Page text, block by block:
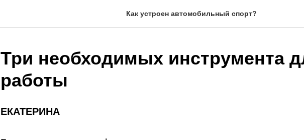
Как устроен автомобильный спорт?
Три необходимых инструмента
работы
ЕКАТЕРИНА